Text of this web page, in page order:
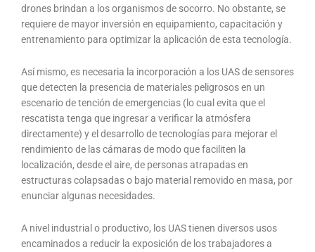
drones brindan a los organismos de socorro. No obstante, se
requiere de mayor inversión en equipamiento, capacitación y
entrenamiento para optimizar la aplicación de esta tecnología.
Así mismo, es necesaria la incorporación a los UAS de sensores
que detecten la presencia de materiales peligrosos en un
escenario de tención de emergencias (lo cual evita que el
rescatista tenga que ingresar a verificar la atmósfera
directamente) y el desarrollo de tecnologías para mejorar el
rendimiento de las cámaras de modo que faciliten la
localización, desde el aire, de personas atrapadas en
estructuras colapsadas o bajo material removido en masa, por
enunciar algunas necesidades.
A nivel industrial o productivo, los UAS tienen diversos usos
encaminados a reducir la exposición de los trabajadores a